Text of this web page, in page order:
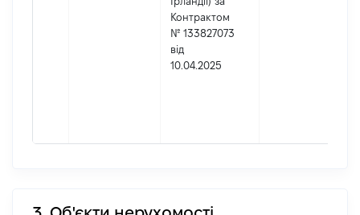
Контрактом
№ 133827073
від
10.04.2025